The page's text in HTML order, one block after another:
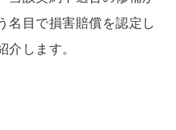
名目で損害賠償を認定し
介します。